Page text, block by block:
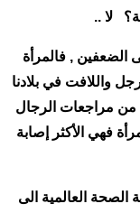
لا ..
الضعفين , فالمرأة
واللافت في بلادنا
من مراجعات الرجال
فهي الأكثر إصابة
العالمية الى